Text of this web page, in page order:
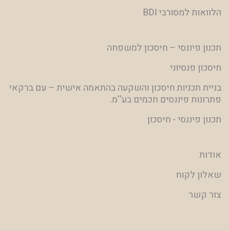
הלוואות למסורבי BDI
תכנון פיננסי – חיסכון למשפחה
חיסכון פנסיוני
בניית תכניות חיסכון והשקעה בהתאמה אישית – עם ברקאי
פתרונות פיננסים חכמים בע''מ.
תכנון פיננסי - חיסכון
אודות
שאלון לקוח
צור קשר